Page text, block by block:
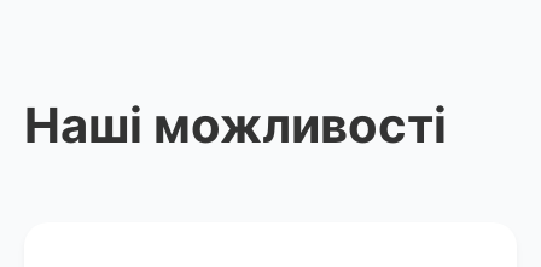
Наші можливості